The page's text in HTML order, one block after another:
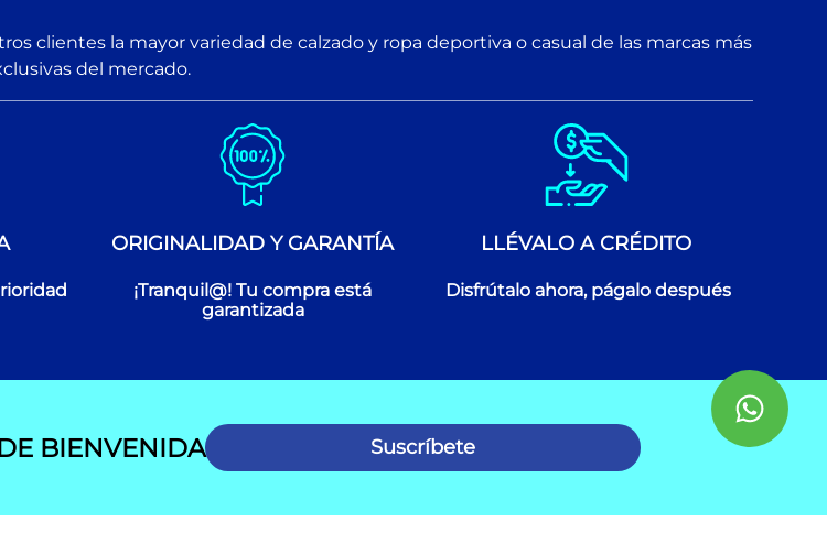
clientes la mayor variedad de calzado y ropa deportiva o casual de las marcas más
del mercado.
ORIGINALIDAD Y GARANTÍA
¡Tranquil@! Tu compra está
garantizada
LLÉVALO A CRÉDITO
Disfrútalo ahora, págalo después
BIENVENIDA Suscríbete